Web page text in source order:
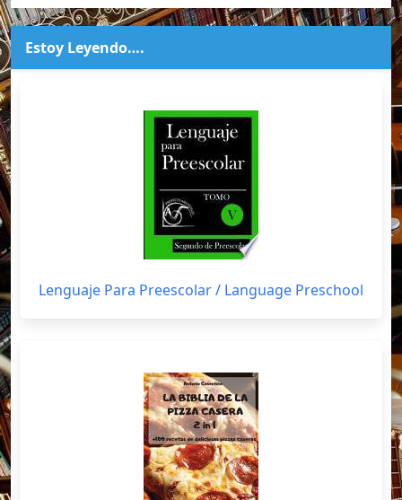
Estoy Leyendo….
Lenguaje Para Preescolar / Language Preschool